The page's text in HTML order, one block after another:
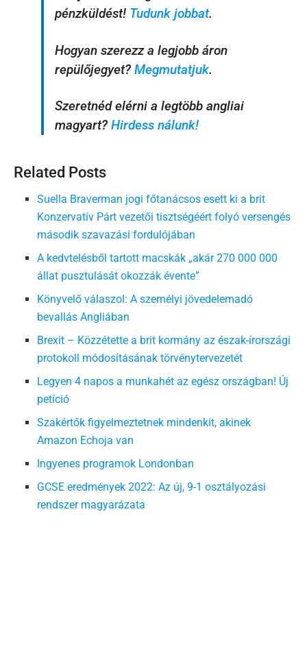
pénzküldést! Tudunk jobbat.
Hogyan szerezz a legjobb áron
repülőjegyet? Megmutatjuk.
Szeretnéd elérni a legtöbb angliai
magyart? Hirdess nálunk!
Related Posts
Suella Braverman jogi főtanácsos esett ki a brit
Konzervatív Párt vezetői tisztségéért folyó versengés
második szavazási fordulójában
A kedvtelésből tartott macskák „akár 270 000 000
állat pusztulását okozzák évente”
Könyvelő válaszol: A személyi jövedelemadó
bevallás Angliában
Brexit – Közzétette a brit kormány az észak-írországi
protokoll módosításának törvénytervezetét
Legyen 4 napos a munkahét az egész országban! Új
petíció
Szakértők figyelmeztetnek mindenkit, akinek
Amazon Echoja van
Ingyenes programok Londonban
GCSE eredmények 2022: Az új, 9-1 osztályozási
rendszer magyarázata